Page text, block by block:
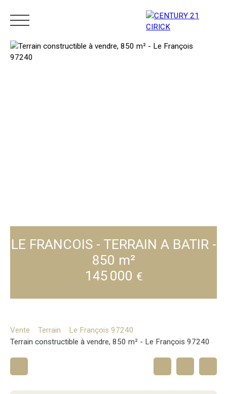
LE FRANCOIS - TERRAIN A BATIR -
850 m²
145 000 €
Vente Terrain
Le François 97240
Terrain constructible à vendre, 850 m² - Le François 97240